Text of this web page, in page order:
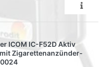
ICOM IC-F52D Aktiv
Zigarettenanzünder-